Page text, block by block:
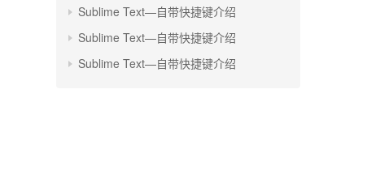
Sublime Text—自带快捷键介绍
Sublime Text—自带快捷键介绍
Sublime Text—自带快捷键介绍